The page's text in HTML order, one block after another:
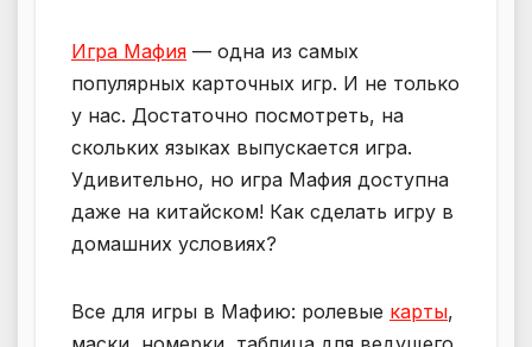
Игра Мафия — одна из самых
популярных карточных игр. И не только
у нас. Достаточно посмотреть, на
скольких языках выпускается игра.
Удивительно, но игра Мафия доступна
даже на китайском! Как сделать игру в
домашних условиях?
Все для игры в Мафию: ролевые карты,